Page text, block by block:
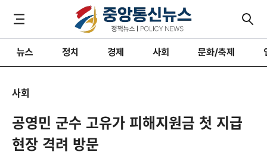
뉴스 정치 경제 사회 문화/축제
사회
공영민 군수 고유가 피해지원금 첫 지급
현장 격려 방문